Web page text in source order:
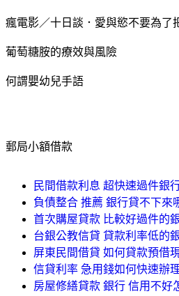
瘋電影／十日談．愛與慾不要為了
葡萄糖胺的療效與風險
何謂嬰幼兒手語
郵局小額借款
民間借款利息 超快速過件銀
負債整合 推薦 銀行貸不下來
首次購屋貸款 比較好過件的
台銀公教信貸 貸款利率低的
屏東民間借貸 如何貸款預借
信貸利率 急用錢如何快速辦
房屋修繕貸款 銀行 信用不好